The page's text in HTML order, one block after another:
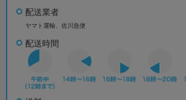
配送業者
ヤマト運輸、佐川急便
配送時間